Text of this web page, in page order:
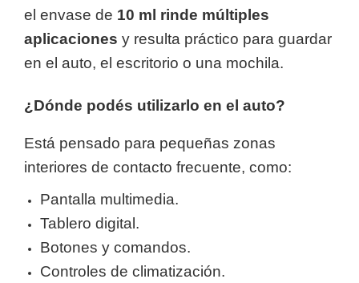
el envase de 10 ml rinde múltiples
aplicaciones y resulta práctico para guardar
en el auto, el escritorio o una mochila.
¿Dónde podés utilizarlo en el auto?
Está pensado para pequeñas zonas
interiores de contacto frecuente, como:
Pantalla multimedia.
Tablero digital.
Botones y comandos.
Controles de climatización.